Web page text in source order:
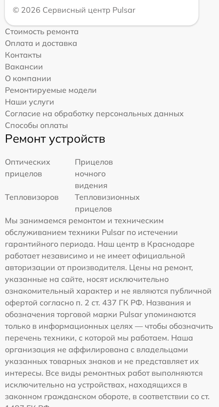
© 2026 Сервисный центр Pulsar
Стоимость ремонта
Оплата и доставка
Контакты
Вакансии
О компании
Ремонтируемые модели
Наши услуги
Согласие на обработку персональных данных
Способы оплаты
Ремонт устройств
Оптических
прицелов
Прицелов
ночного
видения
Тепловизоров
Тепловизионных
прицелов
Мы занимаемся ремонтом и техническим
обслуживанием техники Pulsar по истечении
гарантийного периода. Наш центр в Краснодаре
работает независимо и не имеет официальной
авторизации от производителя. Цены на ремонт,
указанные на сайте, носят исключительно
ознакомительный характер и не являются публичной
офертой согласно п. 2 ст. 437 ГК РФ. Названия и
обозначения торговой марки Pulsar упоминаются
только в информационных целях — чтобы обозначить
перечень техники, с которой мы работаем. Наша
организация не аффилирована с владельцами
указанных товарных знаков и не представляет их
интересы. Все виды ремонтных работ выполняются
исключительно на устройствах, находящихся в
законном гражданском обороте, в соответствии со ст.